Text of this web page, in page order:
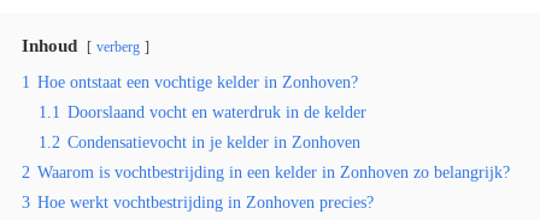
Inhoud verberg
1 Hoe ontstaat een vochtige kelder in Zonhoven?
1.1 Doorslaand vocht en waterdruk in de kelder
1.2 Condensatievocht in je kelder in Zonhoven
2 Waarom is vochtbestrijding in een kelder in Zonhoven zo belangrijk?
3 Hoe werkt vochtbestrijding in Zonhoven precies?